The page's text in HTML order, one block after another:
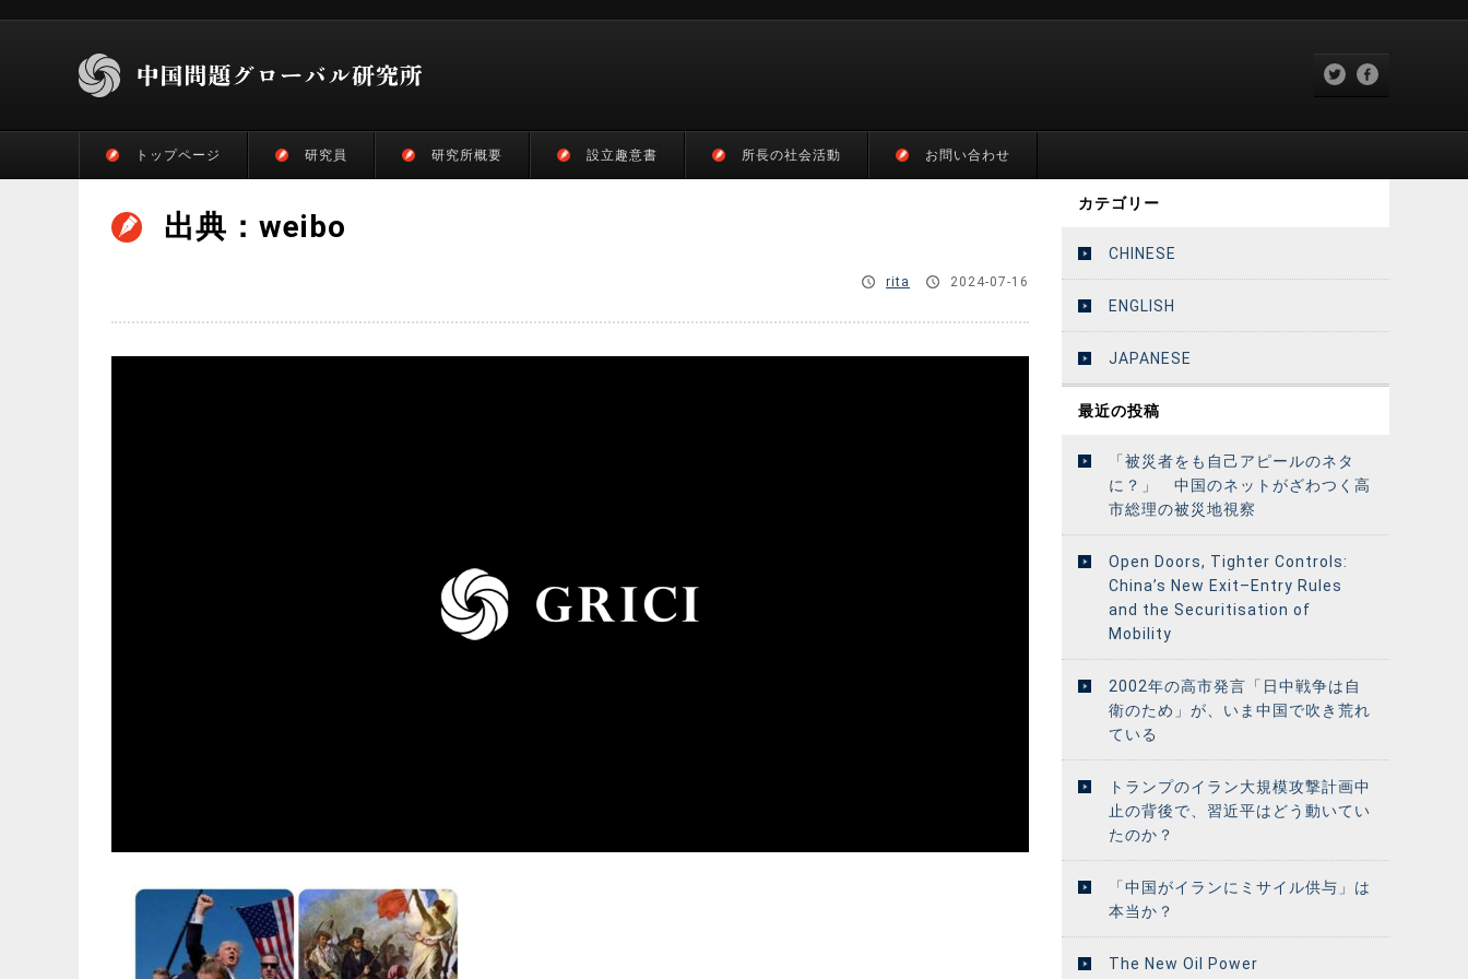
トップページ 研究員 研究所概要 設立趣意書 所長の社会活動 お問い合わせ
出典：weibo
rita 2024-07-16
カテゴリー
CHINESE
ENGLISH
JAPANESE
最近の投稿
「被災者をも自己アピールのネタ
に？」 中国のネットがざわつく高
市総理の被災地視察
Open Doors, Tighter Controls:
China’s New Exit–Entry Rules
and the Securitisation of
Mobility
2002年の高市発言「日中戦争は自
衛のため」が、いま中国で吹き荒れ
ている
トランプのイラン大規模攻撃計画中
止の背後で、習近平はどう動いてい
たのか？
「中国がイランにミサイル供与」は
本当か？
The New Oil Power